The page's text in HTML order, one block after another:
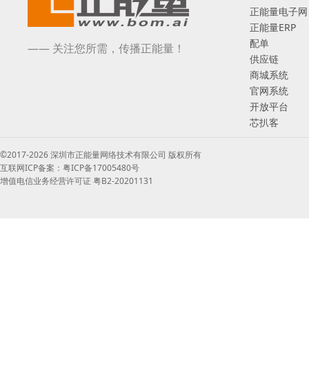
—— 关注您所需，传播正能量！
正能量电子网
正能量ERP
配单
供应链
商城系统
官网系统
开放平台
芯扒客
©2017-2026 深圳市正能量网络技术有限公司 版权所有
互联网ICP备案：粤ICP备17005480号
增值电信业务经营许可证 粤B2-20201131